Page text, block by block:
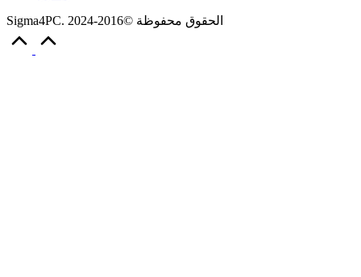
Sigma4PC. الحقوق محفوظة ©2016-2024